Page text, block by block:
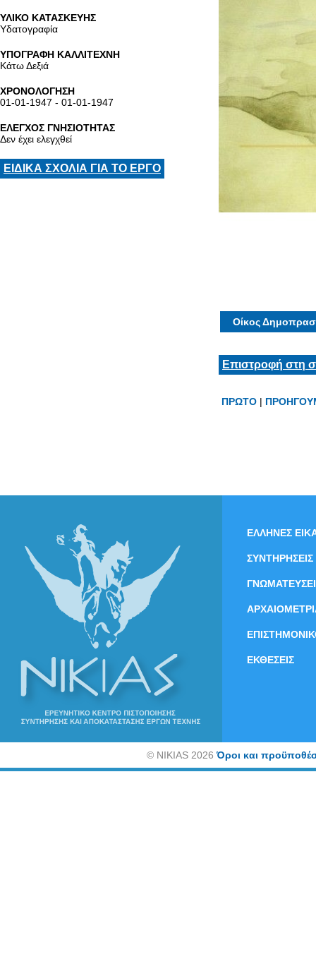
ΥΛΙΚΟ ΚΑΤΑΣΚΕΥΗΣ
Υδατογραφία
ΥΠΟΓΡΑΦΗ ΚΑΛΛΙΤΕΧΝΗ
Κάτω Δεξιά
ΧΡΟΝΟΛΟΓΗΣΗ
01-01-1947 - 01-01-1947
ΕΛΕΓΧΟΣ ΓΝΗΣΙΟΤΗΤΑΣ
Δεν έχει ελεγχθεί
ΕΙΔΙΚΑ ΣΧΟΛΙΑ ΓΙΑ ΤΟ ΕΡΓΟ
Οίκος
Επιστροφή στη
ΠΡΩΤΟ |
ΕΛΛΗΝΕΣ
ΣΥΝΤΗΡΗΣΕΙΣ
ΕΚΘΕΣΕΙΣ
©NIKIAS 2026Όροι και